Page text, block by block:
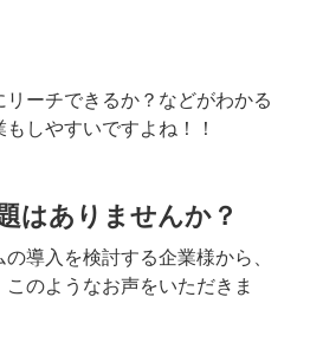
ーチできるか？などがわかる
しやすいですよね！！
はありませんか？
導入を検討する企業様から、
のようなお声をいただきま